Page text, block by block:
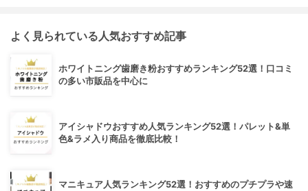
よく見られている人気おすすめ記事
ホワイトニング歯磨き粉おすすめランキング52選！口コミ
の多い市販品を中心に
アイシャドウおすすめ人気ランキング52選！パレット&単
色&ラメ入り商品を徹底比較！
マニキュア人気ランキング52選！おすすめのプチプラや速